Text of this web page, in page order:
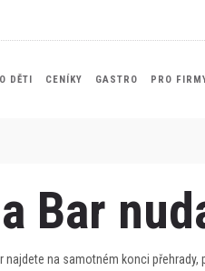
DĚTI CENÍKY GASTRO PRO
Bar
najdete na samotném konci přehrady,